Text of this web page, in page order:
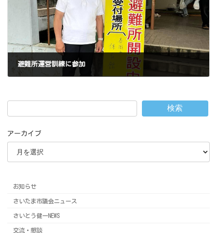
避難所運営訓練に参加
検索
アーカイブ
お知らせ
さいたま市議会ニュース
さいとう健一NEWS
交流・懇談